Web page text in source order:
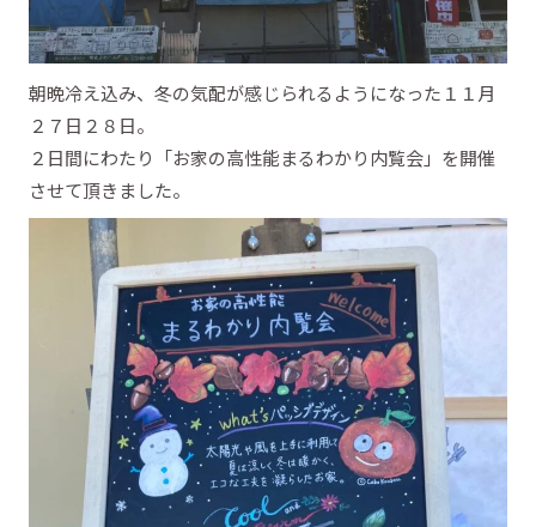
朝晩冷え込み、冬の気配が感じられるようになった１１月
２７日２８日。
２日間にわたり「お家の高性能まるわかり内覧会」を開催
させて頂きました。